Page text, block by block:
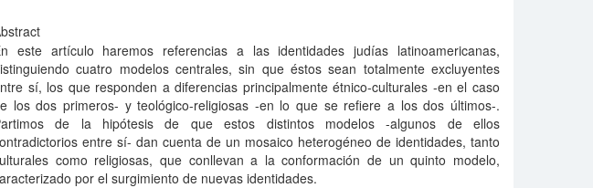
este artículo haremos referencias a las identidades judías latinoamericanas,
cuatro modelos centrales, sin que éstos sean totalmente excluyentes
sí, los que responden a diferencias principalmente étnico-culturales -en el caso
los dos primeros- y teológico-religiosas -en lo que se refiere a los dos últimos-.
de la hipótesis de que estos distintos modelos -algunos de ellos
entre sí- dan cuenta de un mosaico heterogéneo de identidades, tanto
como religiosas, que conllevan a la conformación de un quinto modelo,
por el surgimiento de nuevas identidades.